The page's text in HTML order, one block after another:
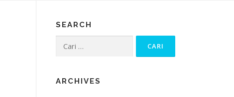
SEARCH
untuk:
ARCHIVES